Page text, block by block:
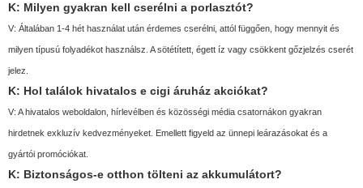
K: Milyen gyakran kell cserélni a porlasztót?
V: Általában 1-4 hét használat után érdemes cserélni, attól függően, hogy mennyit és
milyen típusú folyadékot használsz. A sötétített, égett íz vagy csökkent gőzjelzés cserét
jelez.
K: Hol találok hivatalos e cigi áruház akciókat?
V: A hivatalos weboldalon, hírlevélben és közösségi média csatornákon gyakran
hirdetnek exkluzív kedvezményeket. Emellett figyeld az ünnepi leárazásokat és a
gyártói promóciókat.
K: Biztonságos-e otthon tölteni az akkumulátort?